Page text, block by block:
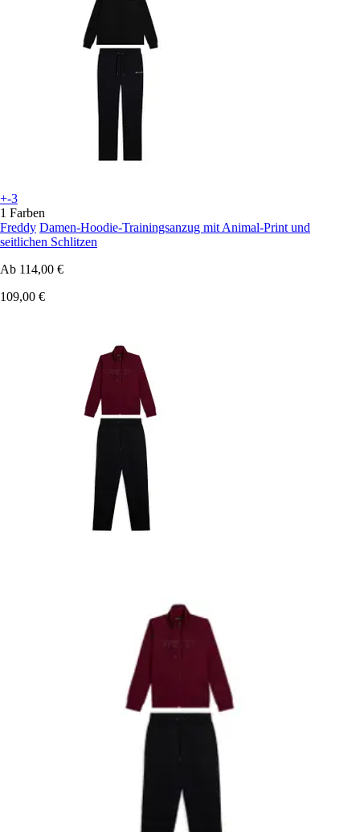
+-3
1 Farben
Freddy Damen-Hoodie-Trainingsanzug mit Animal-Print und
seitlichen Schlitzen
Ab 114,00 €
109,00 €